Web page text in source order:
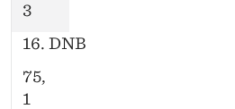
3
16. DNB
75,
1